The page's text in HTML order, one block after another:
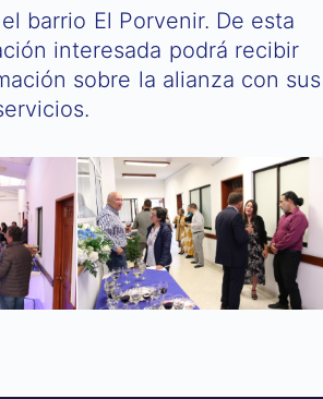
barrio El Porvenir. De esta
interesada podrá recibir
sobre la alianza con sus